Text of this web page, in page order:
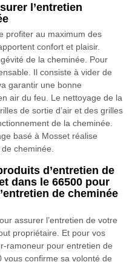
l’entretien
profiter au maximum des
confort et plaisir.
de la cheminée. Pour
Il consiste à vider de
garantir une bonne
air du feu. Le nettoyage de la
de sortie d’air et des grilles
de la cheminée.
basé à Mosset réalise
cheminée.
d’entretien de
dans le 66500 pour
de cheminée
assurer l’entretien de votre
propriétaire. Et pour vos
ramoneur pour entretien de
confirme sa volonté de